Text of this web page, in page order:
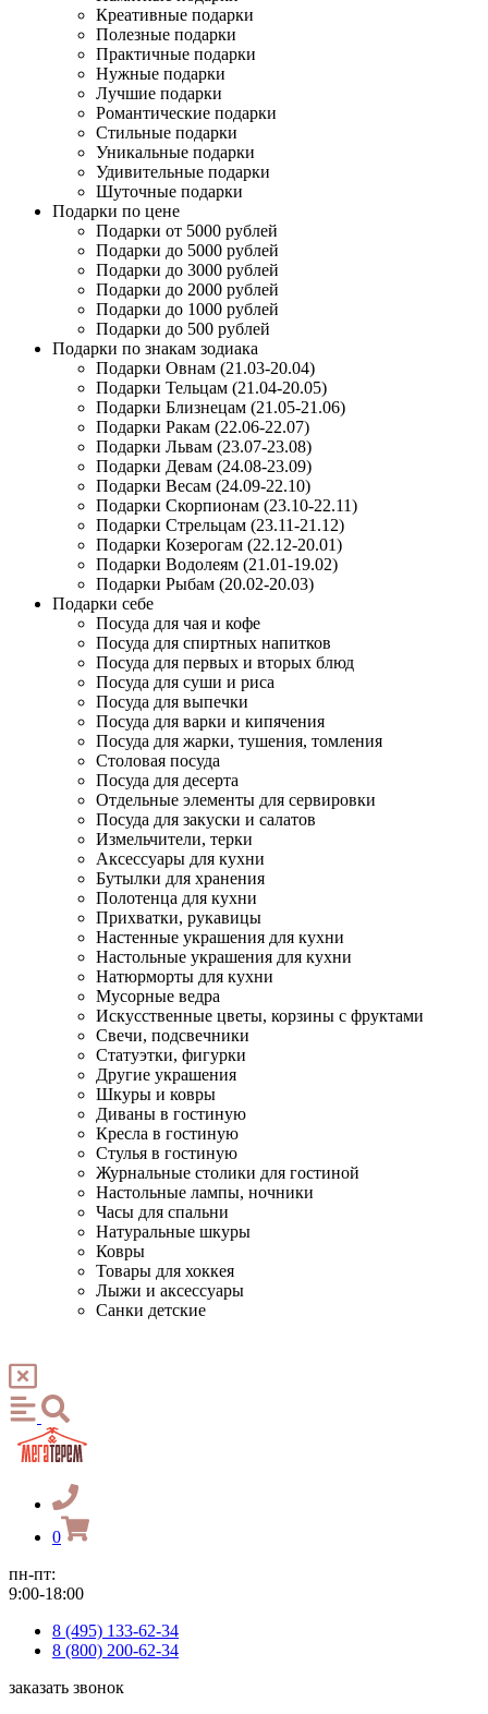
Креативные подарки
Полезные подарки
Практичные подарки
Нужные подарки
Лучшие подарки
Романтические подарки
Стильные подарки
Уникальные подарки
Удивительные подарки
Шуточные подарки
Подарки по цене
Подарки от 5000 рублей
Подарки до 5000 рублей
Подарки до 3000 рублей
Подарки до 2000 рублей
Подарки до 1000 рублей
Подарки до 500 рублей
Подарки по знакам зодиака
Подарки Овнам (21.03-20.04)
Подарки Тельцам (21.04-20.05)
Подарки Близнецам (21.05-21.06)
Подарки Ракам (22.06-22.07)
Подарки Львам (23.07-23.08)
Подарки Девам (24.08-23.09)
Подарки Весам (24.09-22.10)
Подарки Скорпионам (23.10-22.11)
Подарки Стрельцам (23.11-21.12)
Подарки Козерогам (22.12-20.01)
Подарки Водолеям (21.01-19.02)
Подарки Рыбам (20.02-20.03)
Подарки себе
Посуда для чая и кофе
Посуда для спиртных напитков
Посуда для первых и вторых блюд
Посуда для суши и риса
Посуда для выпечки
Посуда для варки и кипячения
Посуда для жарки, тушения, томления
Столовая посуда
Посуда для десерта
Отдельные элементы для сервировки
Посуда для закуски и салатов
Измельчители, терки
Аксессуары для кухни
Бутылки для хранения
Полотенца для кухни
Прихватки, рукавицы
Настенные украшения для кухни
Настольные украшения для кухни
Натюрморты для кухни
Мусорные ведра
Искусственные цветы, корзины с фруктами
Свечи, подсвечники
Статуэтки, фигурки
Другие украшения
Шкуры и ковры
Диваны в гостиную
Кресла в гостиную
Стулья в гостиную
Журнальные столики для гостиной
Настольные лампы, ночники
Часы для спальни
Натуральные шкуры
Ковры
Товары для хоккея
Лыжи и аксессуары
Санки детские
0
пн-пт:
9:00-18:00
8 (495) 133-62-34
8 (800) 200-62-34
заказать звонок